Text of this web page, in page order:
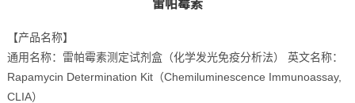
雷帕霉素
【产品名称】
通用名称：雷帕霉素测定试剂盒（化学发光免疫分析法） 英文名称：
Rapamycin Determination Kit（Chemiluminescence Immunoassay,
CLIA）